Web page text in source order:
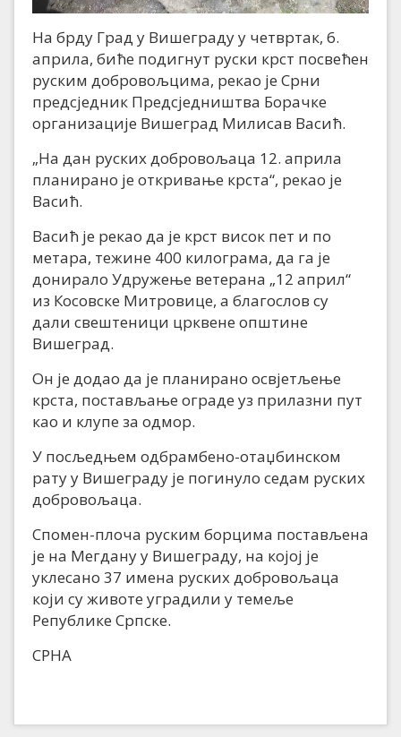
На брду Град у Вишеграду у четвртак, 6.
априла, биће подигнут руски крст посвећен
руским добровољцима, рекао је Срни
предсједник Предсједништва Борачке
организације Вишеград Милисав Васић.
„На дан руских добровољаца 12. априла
планирано је откривање крста“, рекао је
Васић.
Васић је рекао да је крст висок пет и по
метара, тежине 400 килограма, да га је
донирало Удружење ветерана „12 април“
из Косовске Митровице, а благослов су
дали свештеници црквене општине
Вишеград.
Он је додао да је планирано освјетљење
крста, постављање ограде уз прилазни пут
као и клупе за одмор.
У посљедњем одбрамбено-отаџбинском
рату у Вишеграду је погинуло седам руских
добровољаца.
Спомен-плоча руским борцима постављена
је на Мегдану у Вишеграду, на којој је
уклесано 37 имена руских добровољаца
који су животе уградили у темеље
Републике Српске.
СРНА